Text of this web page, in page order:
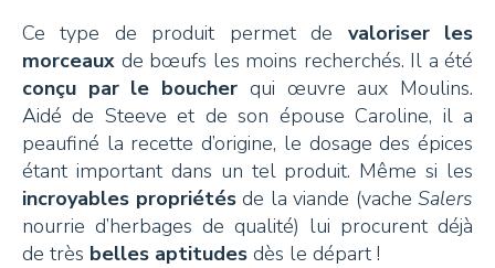
NEWSLETTER
S'INSCRIRE
Ce type de produit permet de valoriser les
morceaux de bœufs les moins recherchés. Il a été
conçu par le boucher qui œuvre aux Moulins.
Aidé de Steeve et de son épouse Caroline, il a
peaufiné la recette d’origine, le dosage des épices
étant important dans un tel produit. Même si les
incroyables propriétésde la viande (vache Salers
nourrie d’herbages de qualité) lui procurent déjà
de très belles aptitudes dès le départ !